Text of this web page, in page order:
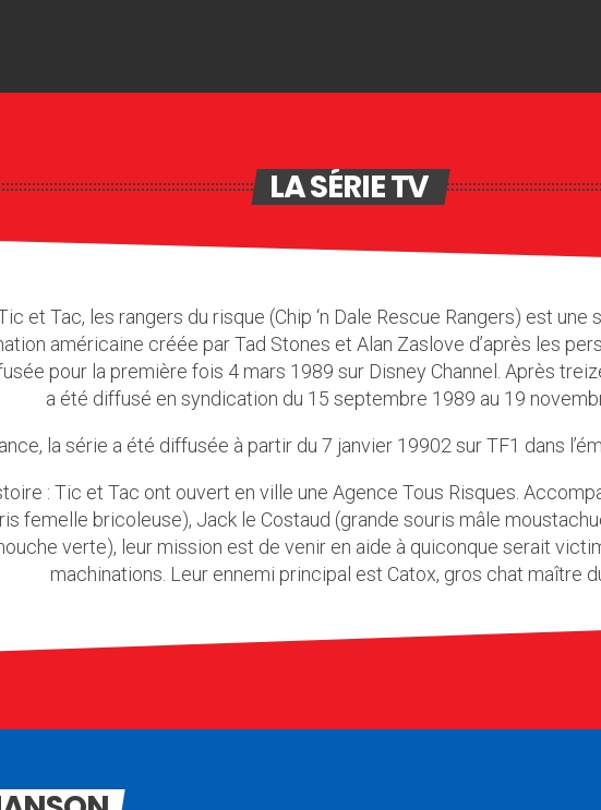
LA SÉRIE TV
et Tac, les rangers du risque (Chip ‘n Dale Rescue Rangers) est une
américaine créée par Tad Stones et Alan Zaslove d’après les
pour la première fois 4 mars 1989 sur Disney Channel. Après
a été diffusé en syndication du 15 septembre 1989 au 19
la série a été diffusée à partir du 7 janvier 19902 sur TF1 dans
: Tic et Tac ont ouvert en ville une Agence Tous Risques.
femelle bricoleuse), Jack le Costaud (grande souris mâle
verte), leur mission est de venir en aide à quiconque serait
machinations. Leur ennemi principal est Catox, gros chat maître